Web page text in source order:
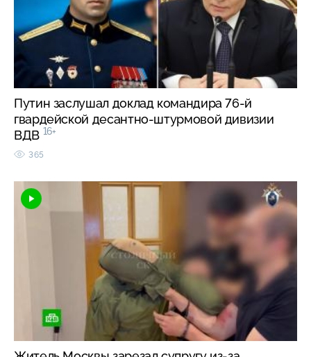
Путин заслушал доклад командира 76-й
гвардейской десантно-штурмовой дивизии
ВДВ 16+
365